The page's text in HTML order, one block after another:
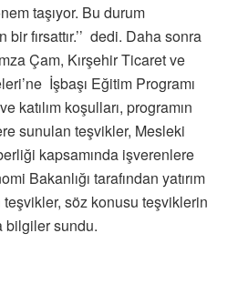
taşıyor. Bu durum
fırsattır.’’ dedi. Daha sonra
Çam, Kırşehir Ticaret ve
İşbaşı Eğitim Programı
katılım koşulları, programın
sunulan teşvikler, Mesleki
kapsamında işverenlere
Bakanlığı tarafından yatırım
söz konusu teşviklerin
bilgiler sundu.